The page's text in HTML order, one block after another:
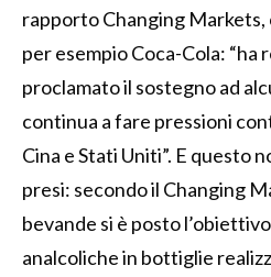
rapporto Changing Markets,
per esempio Coca-Cola:
proclamato il sostegno ad
continua a fare pressioni
Cina e Stati Uniti”. E questo
presi: secondo il Changing
bevande si è posto
analcoliche in bottiglie